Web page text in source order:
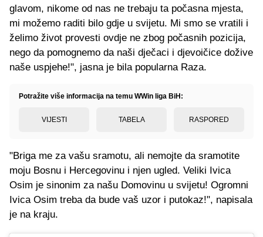
glavom, nikome od nas ne trebaju ta počasna mjesta,
mi možemo raditi bilo gdje u svijetu. Mi smo se vratili i
želimo život provesti ovdje ne zbog počasnih pozicija,
nego da pomognemo da naši dječaci i djevoičice dožive
naše uspjehe!", jasna je bila popularna Raza.
Potražite više informacija na temu WWin liga BiH:
VIJESTI TABELA RASPORED
"Briga me za vašu sramotu, ali nemojte da sramotite
moju Bosnu i Hercegovinu i njen ugled. Veliki Ivica
Osim je sinonim za našu Domovinu u svijetu! Ogromni
Ivica Osim treba da bude vaš uzor i putokaz!", napisala
je na kraju.